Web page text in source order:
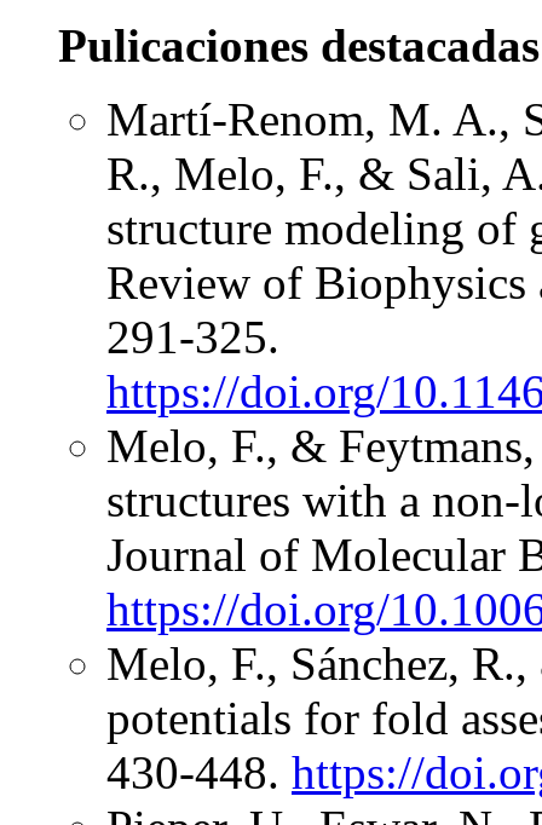
Pulicaciones destacadas
Martí-Renom, M. A.,
R., Melo, F., & Sali,
structure modeling of
Review of Biophysics
291-325.
https://doi.org/
Melo, F., &
structures with a non-
Journal of Molecular
https://doi.org/
Melo, F., Sánchez,
potentials for fold
430-448. https://